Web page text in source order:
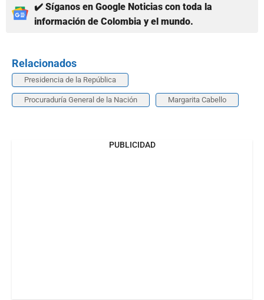
✔️ Síganos en Google Noticias con toda la
información de Colombia y el mundo.
Relacionados
Presidencia de la República
Procuraduría General de la Nación Margarita Cabello
PUBLICIDAD